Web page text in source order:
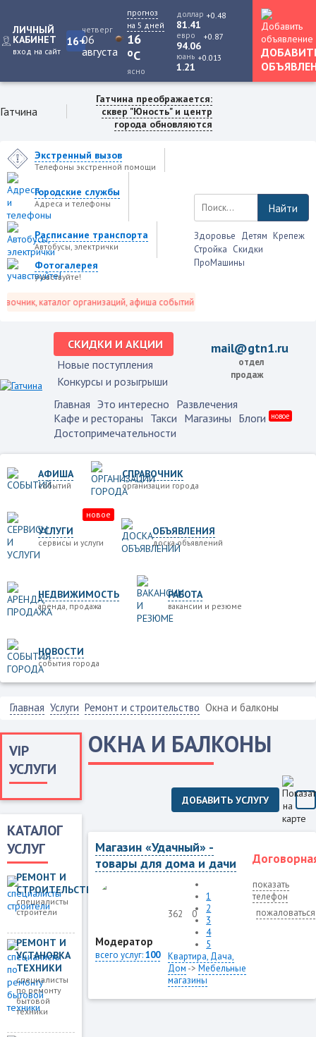
ЛИЧНЫЙ
КАБИНЕТ
вход на сайт
16+
четверг
06
августа
прогноз
на 5 дней
16
oC
ясно
доллар
81.41
+0.48
евро
94.06
+0.87
юань
1.21
+0.013
Гатчина
Гатчина преображается:
сквер "Юность" и центр
города обновляются
Экстренный вызов
Телефоны экстренной помощи
Городские службы
Адреса и телефоны
Расписание транспорта
Автобусы, электрички
Фотогалерея
учавствуйте!
каталог организаций, афиша событий и не только это.
Найти
Здоровье Детям Крепеж
Стройка Скидки
ПроМашины
СКИДКИ И АКЦИИ
Новые поступления
Конкурсы и розыгрыши
mail@gtn1.ru
отдел
продаж
Главная Это интересно Развлечения
Кафе и рестораны Такси Магазины Блоги новое
Достопримечательности
АФИША
событий
СПРАВОЧНИК
организации города
УСЛУГИ
сервисы и услуги
новое
ОБЪЯВЛЕНИЯ
доска объявлений
НЕДВИЖИМОСТЬ
аренда, продажа
РАБОТА
вакансии и резюме
НОВОСТИ
события города
Главная Услуги Ремонт и строительство Окна и балконы
VIP
УСЛУГИ
КАТАЛОГ
УСЛУГ
РЕМОНТ И
СТРОИТЕЛЬСТВО
специалисты
строители
РЕМОНТ И
УСТАНОВКА
ТЕХНИКИ
специалисты
по ремонту
бытовой
техники
ОКНА И БАЛКОНЫ
ДОБАВИТЬ УСЛУГУ
Магазин «Удачный» -
товары для дома и дачи
Модератор
всего услуг:100
362 0
1
2
3
4
5
Квартира, Дача,
Дом ->Мебельные
магазины
показать
телефон
пожаловаться